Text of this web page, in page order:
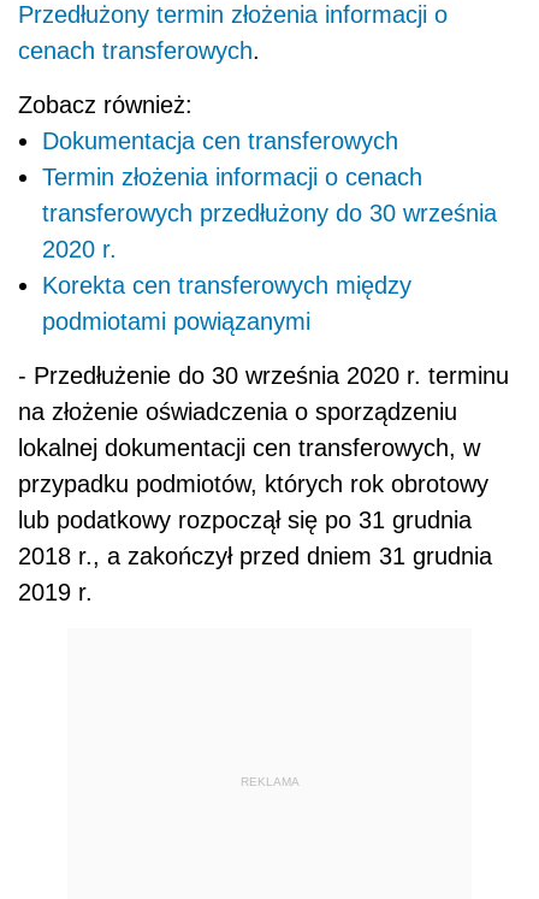
Przedłużony termin złożenia informacji o
cenach transferowych.
Zobacz również:
Dokumentacja cen transferowych
Termin złożenia informacji o cenach
transferowych przedłużony do 30 września
2020 r.
Korekta cen transferowych między
podmiotami powiązanymi
- Przedłużenie do 30 września 2020 r. terminu
na złożenie oświadczenia o sporządzeniu
lokalnej dokumentacji cen transferowych, w
przypadku podmiotów, których rok obrotowy
lub podatkowy rozpoczął się po 31 grudnia
2018 r., a zakończył przed dniem 31 grudnia
2019 r.
REKLAMA